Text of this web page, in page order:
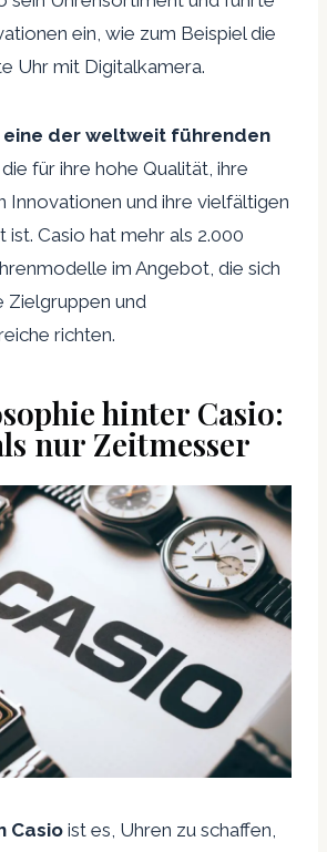
ein, wie zum Beispiel die
Uhr mit Digitalkamera.
eine der weltweit führenden
die für ihre hohe Qualität, ihre
Innovationen und ihre vielfältigen
ist. Casio hat mehr als 2.000
im Angebot, die sich
Zielgruppen und
richten.
hinter Casio:
nur Zeitmesser
Casio ist es, Uhren zu schaffen,